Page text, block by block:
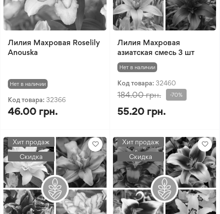
Лилия Махровая Roselily
Anouska
Нет в наличии
Код товара: 32366
46.00 грн.
Лилия Махровая
азиатская смесь 3 шт
Нет в наличии
Код товара: 32460
184.00 грн. -70%
55.20 грн.
Хит продаж
Скидка
Хит продаж
Скидка